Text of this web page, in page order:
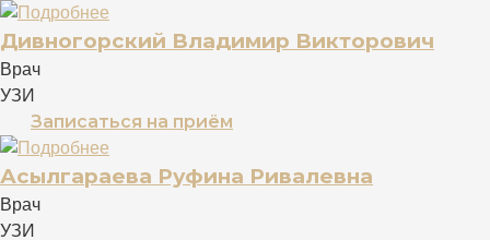
Дивногорский Владимир Викторович
Врач
УЗИ
Записаться на приём
Асылгараева Руфина Ривалевна
Врач
УЗИ